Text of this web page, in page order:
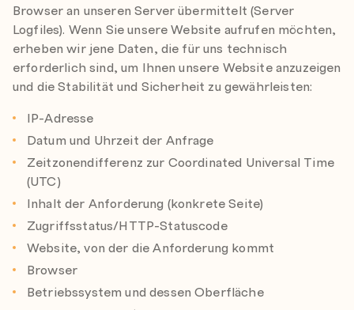
Browser an unseren Server übermittelt (Server
Logfiles). Wenn Sie unsere Website aufrufen möchten,
erheben wir jene Daten, die für uns technisch
erforderlich sind, um Ihnen unsere Website anzuzeigen
und die Stabilität und Sicherheit zu gewährleisten:
IP-Adresse
Datum und Uhrzeit der Anfrage
Zeitzonendifferenz zur Coordinated Universal Time
(UTC)
Inhalt der Anforderung (konkrete Seite)
Zugriffsstatus/HTTP-Statuscode
Website, von der die Anforderung kommt
Browser
Betriebssystem und dessen Oberfläche